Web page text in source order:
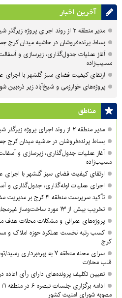
آخرین اخبار
مدیر منطقه ۲ از روند اجرای پروژه زیرگذر شیخ‌آباد بازدید کرد
بساط پرنده‌فروشان در حاشیه میدان کرج
آغاز عملیات جدول‌گذاری، زیرسازی و
مسیب‌زاده
ارتقای کیفیت فضای سبز گلشهر با اجرای
پروژه‌های خوارزمی و شیخ‌آباد زیر ذره‌بین
مناطق
مدیر منطقه ۲ از روند اجرای پروژه زیرگذر شیخ‌آباد بازدید کرد
بساط پرنده‌فروشان در حاشیه میدان کرج
آغاز عملیات جدول‌گذاری، زیرسازی و
مسیب‌زاده
ارتقای کیفیت فضای سبز گلشهر با اجرای
اجرای عملیات لوله‌گذاری، جدول‌گذاری و
تأکید سرپرست منطقه ۴ کرج بر مدیریت مشارکتی در دیدار با امام جمعه مهرشهر
تخریب بیش از ۱۳ مورد ساخت‌وساز غیرمجاز در منطقه ۴ کرج
پروژه‌های عمرانی و مشکلات محلات هدف منطقه ۲
کرج
سرای محله منطقه ۷ به
قلب محلات
تعیین تکلیف پرونده‌های دارای رأی اعاده در منطقه ۲
مصوبه شورای امنیت کشور